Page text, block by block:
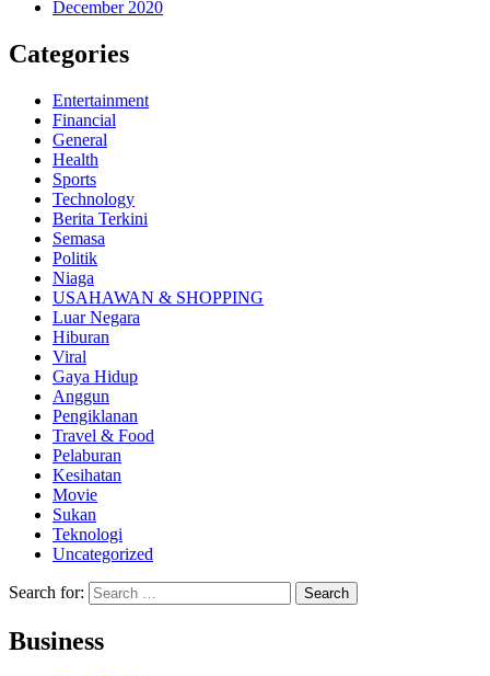
December 2020
Categories
Entertainment
Financial
General
Health
Sports
Technology
Berita Terkini
Semasa
Politik
Niaga
USAHAWAN & SHOPPING
Luar Negara
Hiburan
Viral
Gaya Hidup
Anggun
Pengiklanan
Travel & Food
Pelaburan
Kesihatan
Movie
Sukan
Teknologi
Uncategorized
Search for:
Business